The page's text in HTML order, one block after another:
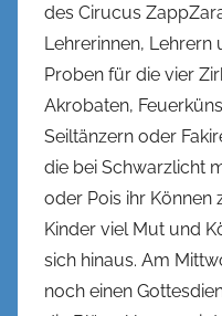
des Cirucus
Lehrerinnen, Lehrern
Proben für die vier
Akrobaten,
Seiltänzern oder
die bei Schwarzlicht
oder Pois ihr Können
Kinder viel Mut und
sich hinaus. Am
noch einen